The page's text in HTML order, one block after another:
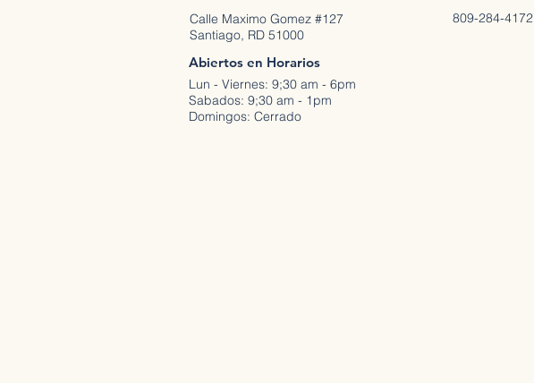
Calle Maximo Gomez #127
Santiago, RD 51000
Abiertos en Horarios
Lun - Viernes: 9;30 am - 6pm
Sabados: 9;30 am - 1pm
Domingos: Cerrado
809-284-4172